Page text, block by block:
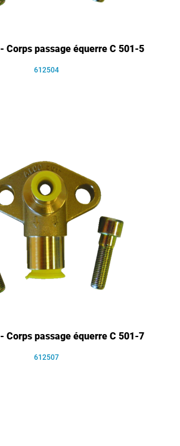
- Corps passage équerre C 501-5
612504
- Corps passage équerre C 501-7
612507